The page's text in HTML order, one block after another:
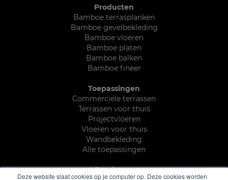
Deze website slaat cookies op je computer op. Deze cookies worden
Producten
Bamboe terrasplanken
Bamboe gevelbekleding
Bamboe vloeren
Bamboe platen
Bamboe balken
Bamboe fineer
Toepassingen
Commerciële terrassen
Terrassen voor thuis
Projectvloeren
Vloeren voor thuis
Wandbekleding
Alle toepassingen
Brochures